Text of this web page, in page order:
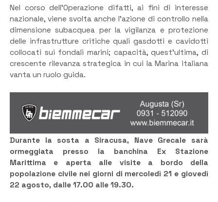
Nel corso dell’Operazione difatti, ai fini di interesse
nazionale, viene svolta anche l’azione di controllo nella
dimensione subacquea per la vigilanza e protezione
delle infrastrutture critiche quali gasdotti e cavidotti
collocati sui fondali marini; capacità, quest’ultima, di
crescente rilevanza strategica in cui la Marina italiana
vanta un ruolo guida.
Durante la sosta a Siracusa, Nave Grecale sarà
ormeggiata presso la banchina Ex Stazione
Marittima e aperta alle visite a bordo della
popolazione civile nei giorni di mercoledì 21 e giovedì
22 agosto, dalle 17.00 alle 19.30.